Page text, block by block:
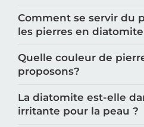
Comment se servir du
les pierres en
Quelle couleur de
proposons?
La diatomite est-elle
irritante pour la peau ?